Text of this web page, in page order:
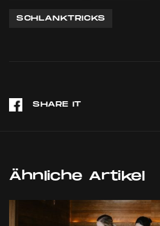
SCHLANKTRICKS
Ähnliche Artikel